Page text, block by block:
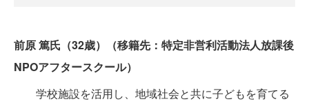
前原 篤氏（32歳）（移籍先：特定非営利活動法人放課後
NPOアフタースクール）
学校施設を活用し、地域社会と共に子どもを育てる